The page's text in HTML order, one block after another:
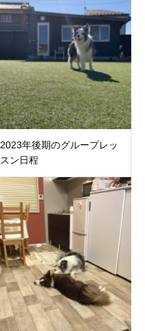
2023年後期のグループレッ
スン日程